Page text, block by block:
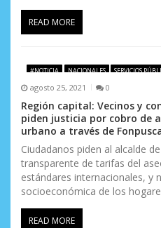
READ MORE
#NOTICIA NACIONALES SERVICIOS
agosto 25, 2021 0
Región capital: Vecinos y
piden justicia por cobro de
urbano a través de
Ciudadanos piden al alcalde
transparente de tarifas del
estándares internacionales, y
socioeconómica de los
READ MORE